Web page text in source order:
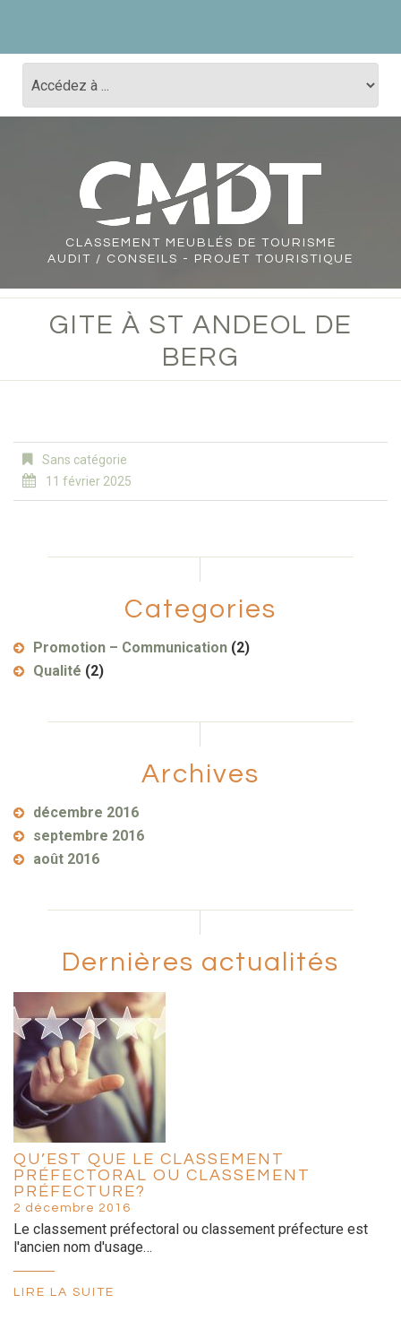
CLASSEMENT
MEUBLÉS DE TOURISME
AUDIT / CONSEILS - PROJET TOURISTIQUE
GITE À ST ANDEOL DE
BERG
Sans catégorie
11 février 2025
Categories
Promotion – Communication (2)
Qualité (2)
Archives
décembre 2016
septembre 2016
août 2016
Dernières actualités
QU’EST QUE LE CLASSEMENT
PRÉFECTORAL OU CLASSEMENT
PRÉFECTURE?
2 décembre 2016
Le classement préfectoral ou classement préfecture est
l'ancien nom d'usage…
LIRE LA SUITE